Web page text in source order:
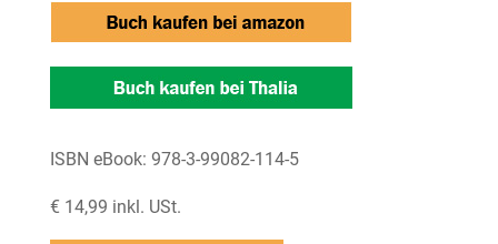
ISBN eBook: 978-3-99082-114-5
€ 14,99 inkl. USt.